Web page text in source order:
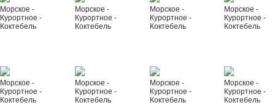
Морское -
Курортное -
Коктебель
Морское -
Курортное -
Коктебель
Морское -
Курортное -
Коктебель
Морское -
Курортное -
Коктебель
Морское -
Курортное -
Коктебель
Морское -
Курортное -
Коктебель
Морское -
Курортное -
Коктебель
Морское -
Курортное -
Коктебель